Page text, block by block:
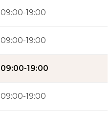
09:00-19:00
09:00-19:00
09:00-19:00
09:00-19:00